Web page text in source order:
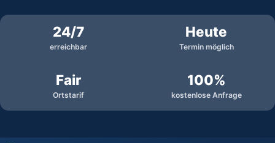
24/7
erreichbar
Heute
Termin möglich
Fair
Ortstarif
100%
kostenlose Anfrage